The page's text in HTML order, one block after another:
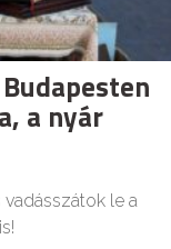
a nyár
le a